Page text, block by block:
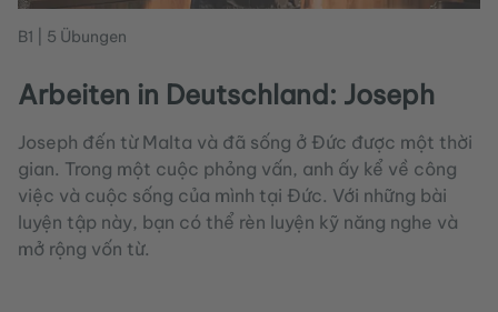
B1 | 5 Übungen
Arbeiten in Deutschland: Joseph
Joseph đến từ Malta và đã sống ở Đức được một thời
gian. Trong một cuộc phỏng vấn, anh ấy kể về công
việc và cuộc sống của mình tại Đức. Với những bài
luyện tập này, bạn có thể rèn luyện kỹ năng nghe và
mở rộng vốn từ.